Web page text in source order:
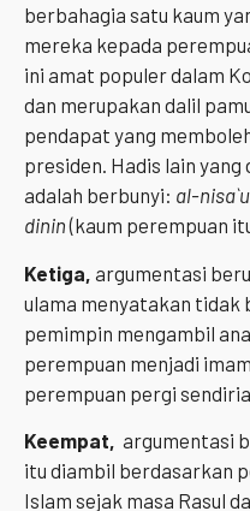
berbahagia satu kaum
mereka kepada
ini amat populer dalam
dan merupakan dalil
pendapat yang
presiden. Hadis lain
adalah berbunyi: al-
dinin(kaum perempuan
Ketiga, argumentasi
ulama menyatakan tidak
pemimpin mengambil
perempuan menjadi
perempuan pergi
Keempat, argumentasi
itu diambil berdasarkan
Islam sejak masa Rasul